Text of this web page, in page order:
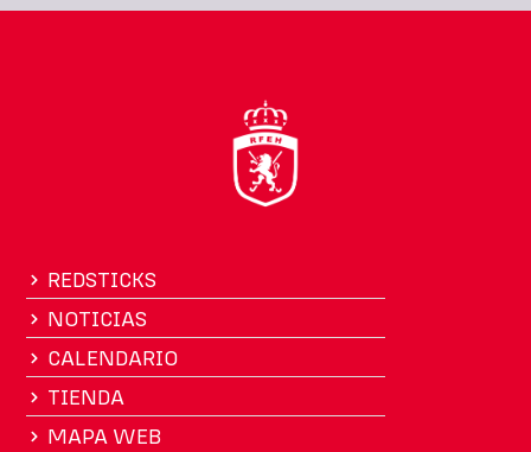
REDSTICKS
NOTICIAS
CALENDARIO
TIENDA
MAPA WEB